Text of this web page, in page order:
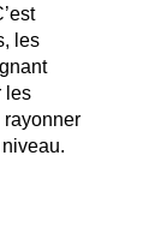
les
les
rayonner